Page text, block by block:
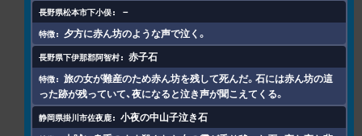
－
夕方に赤ん坊のような声で泣く。
赤子石
旅の女が難産のため赤ん坊を残して死んだ。石には赤ん坊の這
った跡が残っていて、夜になると泣き声が聞こえてくる。
小夜の中山子泣き石